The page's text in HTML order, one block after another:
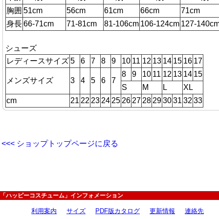
胸囲 51cm 56cm 61cm 66cm
71cm
身長66-71cm 71-81cm 81-106cm 106-124cm 127-
シューズ
レディースサイズ5 6 7 8 9 10 11 12 13 14 15 16 17
メンズサイズ 3 4 5 6 7
8 9 10 11 12 13 14 15
S
M L
XL
cm
21 22 23 24 25 26 27 28 293031 32 33
<<< ショップトップページに戻る
「ハッピーコスチューム」インフォメーション
利用案内 サイズ PDF版カタログ 更新情報 連絡先